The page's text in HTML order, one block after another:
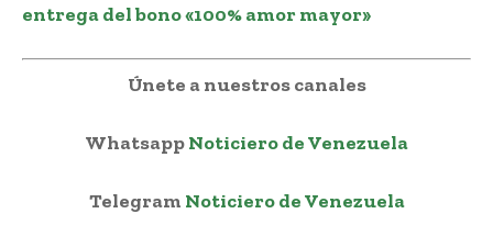
entrega del bono «100% amor mayor»
Únete a nuestros canales
WhatsappNoticiero de Venezuela
Telegram Noticiero de Venezuela